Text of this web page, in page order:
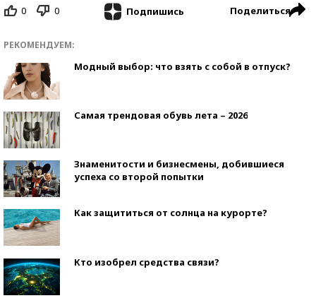
0 0 Подпишись Поделиться
РЕКОМЕНДУЕМ:
Модный выбор: что взять с собой в отпуск?
Самая трендовая обувь лета – 2026
Знаменитости и бизнесмены, добившиеся
успеха со второй попытки
Как защититься от солнца на курорте?
Кто изобрел средства связи?